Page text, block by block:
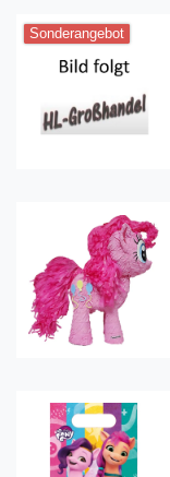
Sonderangebot